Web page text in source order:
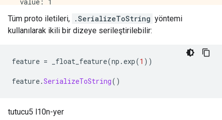
int64_list {
Tüm proto iletileri, .SerializeToString yöntemi
kullanılarak ikili bir dizeye serileştirilebilir:
feature = _float_feature(np . exp(1 ))
feature.SerializeToString()
tutucu5 l10n-yer